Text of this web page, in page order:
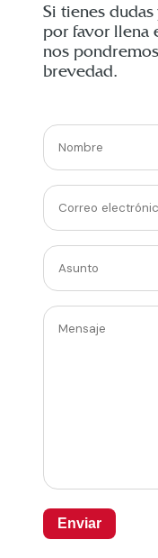
Si tienes
por favor llena
nos
brevedad.